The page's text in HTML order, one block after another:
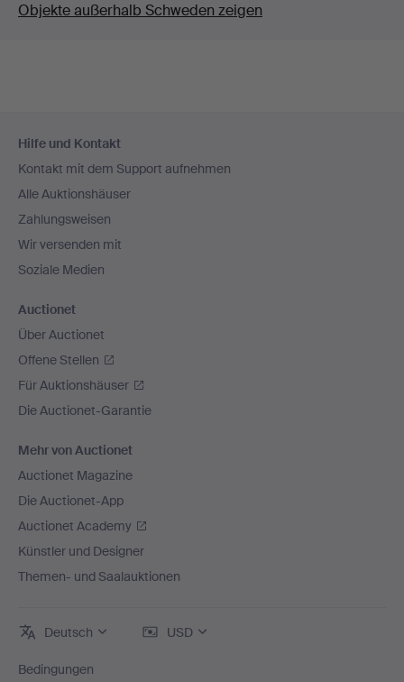
Objekte außerhalb Schweden zeigen
Navigation
Hilfe und Kontakt
Kontakt mit dem Support aufnehmen
Alle Auktionshäuser
Zahlungsweisen
Wir versenden mit
Soziale Medien
Auctionet
Über Auctionet
Offene Stellen
Für Auktionshäuser
Die Auctionet-Garantie
Mehr von Auctionet
Auctionet Magazine
Die Auctionet-App
Auctionet Academy
Künstler und Designer
Themen- und Saalauktionen
Deutsch USD
Bedingungen